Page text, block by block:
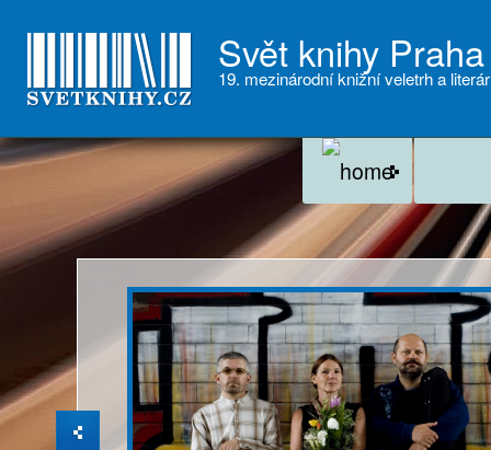
Svět knihy
19. mezinárodní knižní veletrh a